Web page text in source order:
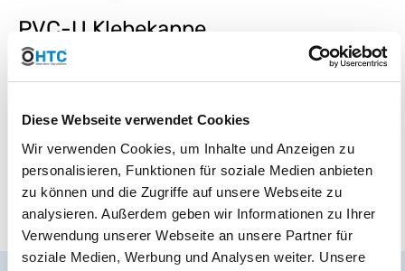
Diese Webseite verwendet Cookies
Wir verwenden Cookies, um Inhalte und Anzeigen zu
personalisieren, Funktionen für soziale Medien anbieten
zu können und die Zugriffe auf unsere Webseite zu
analysieren. Außerdem geben wir Informationen zu Ihrer
Verwendung unserer Webseite an unsere Partner für
soziale Medien, Werbung und Analysen weiter. Unsere
PVC-U Klebekappe
Mit der PVC-U Klebekappe wird das Ende eines PVC-U Rohr oder
eines Fittingstutzens verschlossen. Ein PVC-U Rohr mit einem
Aussenmaß von 50mm wird mit einer Endkappe Klebemuffe
DOWNLOAD RoHS Bestätigung HTC
DOWNLOAD Kleben von PVC-U Rohren und -Fittings
Mehr lesen